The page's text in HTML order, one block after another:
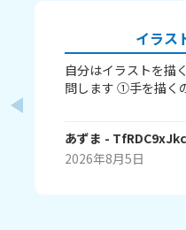
イラス
自分はイラストを描
問します ①手を描く
か……？ ②いつも立ち
以外は全く描けませ
あずま - TfRDC9xJkc
2026年8月5日